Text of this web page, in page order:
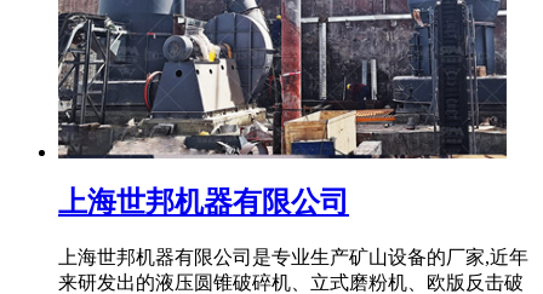
上海世邦机器有限公司
上海世邦机器有限公司是专业生产矿山设备的厂家,近年
来研发出的液压圆锥破碎机、立式磨粉机、欧版反击破